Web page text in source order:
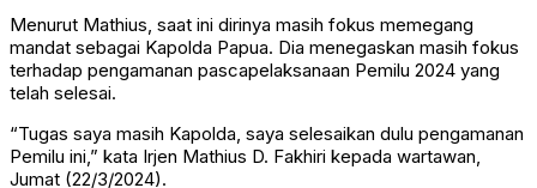
Menurut Mathius, saat ini dirinya masih fokus memegang
mandat sebagai Kapolda Papua. Dia menegaskan masih fokus
terhadap pengamanan pascapelaksanaan Pemilu 2024 yang
telah selesai.
“Tugas saya masih Kapolda, saya selesaikan dulu pengamanan
Pemilu ini,” kata Irjen Mathius D. Fakhiri kepada wartawan,
Jumat (22/3/2024).